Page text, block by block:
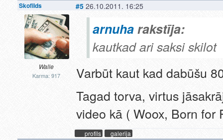
Skofilds
Walle
Karma: 917
#5 26.10.2011. 16:25
arnuharakstīja:
kautkad ari saksi
Varbūt kaut kad dabūšu
Tagad torva, virtus
video kā ( Woox, Born for
profils galerija